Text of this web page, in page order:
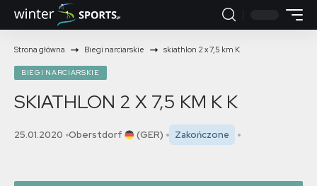
Strona główna Biegi narciarskie skiathlon 2 x 7,5 km K
BIEGI NARCIARSKIE
SKIATHLON 2 X 7,5 KM K K
25.01.2020 Oberstdorf (GER) Zakończone